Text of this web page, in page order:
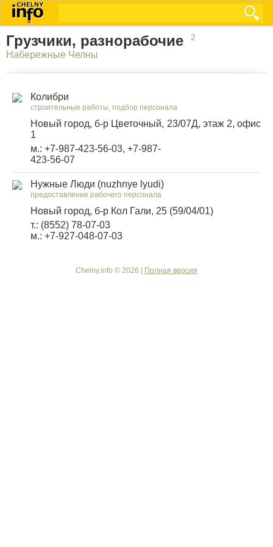
Грузчики, разнорабочие 2
Набережные Челны
Колибри
строительные работы, подбор персонала
Новый город, б-р Цветочный, 23/07Д, этаж 2, офис
1
м.: +7-987-423-56-03, +7-987-
423-56-07
Нужные Люди (nuzhnye lyudi)
предоставление рабочего персонала
Новый город, б-р Кол Гали, 25 (59/04/01)
т.: (8552) 78-07-03
м.: +7-927-048-07-03
Chelny.info © 2026 | Полная версия